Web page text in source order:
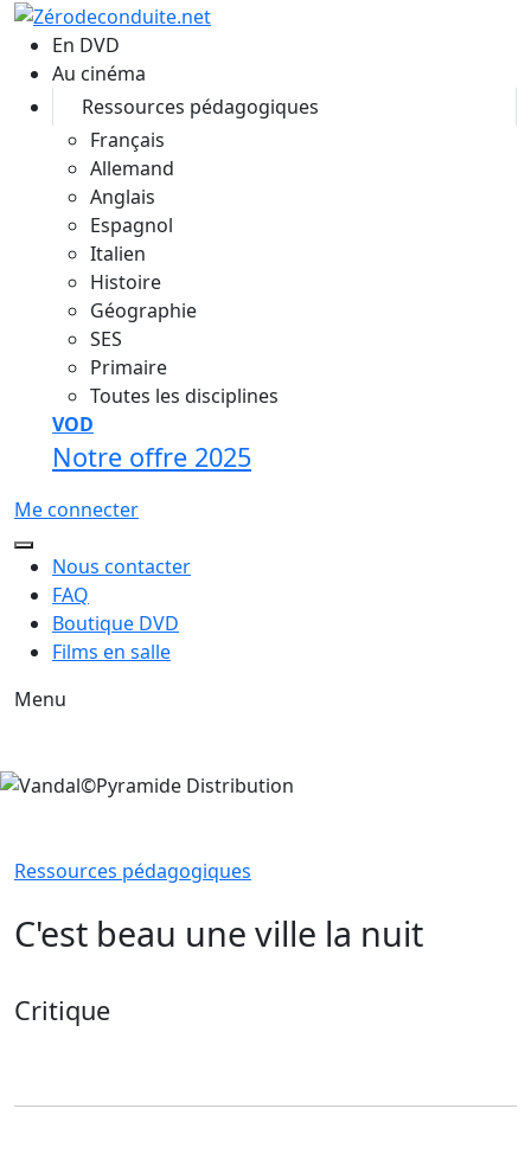
Aller au contenu principal
En DVD
Au cinéma
Ressources pédagogiques
Français
Allemand
Anglais
Espagnol
Italien
Histoire
Géographie
SES
Primaire
Toutes les disciplines
VOD
Notre offre 2025
Me connecter
Nous contacter
FAQ
Boutique DVD
Films en salle
Menu
Ressources pédagogiques
C'est beau une ville la nuit
Critique